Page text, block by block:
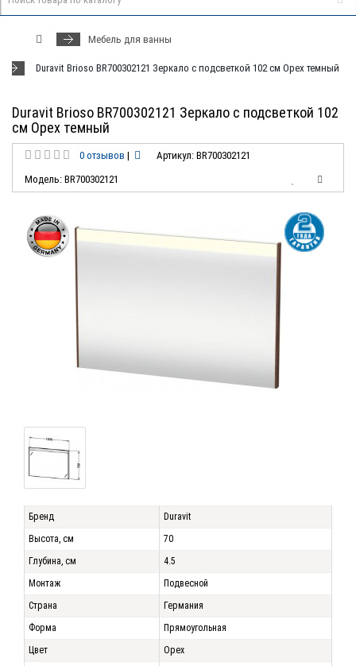
Мебель для ванны
Duravit Brioso BR700302121 Зеркало с подсветкой 102 см Орех темный
Duravit Brioso BR700302121 Зеркало с подсветкой 102
см Орех темный
0 отзывов |
Артикул: BR700302121
Модель: BR700302121
Бренд
Duravit
Высота, см
70
Глубина, см
4.5
Монтаж
Подвесной
Страна
Германия
Форма
Прямоугольная
Цвет
Орех